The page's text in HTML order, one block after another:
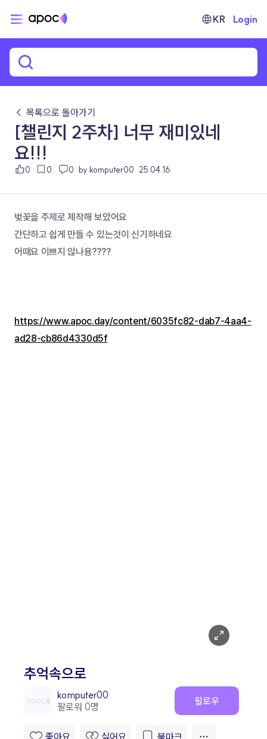
KR Login
← 목록으로 돌아가기
[챌린지 2주차] 너무 재미있네
요!!!
0 0 0 by komputer00 25.04.16
벚꽃을 주제로 제작해 보았어요
간단하고 쉽게 만들 수 있는것이 신기하네요
어때요 이쁘지 않나용????
https://www.apoc.day/content/6035fc82-dab7-4aa4-
ad28-cb86d4330d5f